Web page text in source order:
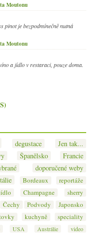
Moutonu
pinot je bezpodmínečně nutná
Moutonu
a jídlo v restaraci, pouze doma.
degustace
Jen tak...
Španělsko
Francie
doporučené weby
Bordeaux
reportáže
Champagne
sherry
Čechy Podvody
Japonsko
kuchyně
speciality
USA Austrálie
video